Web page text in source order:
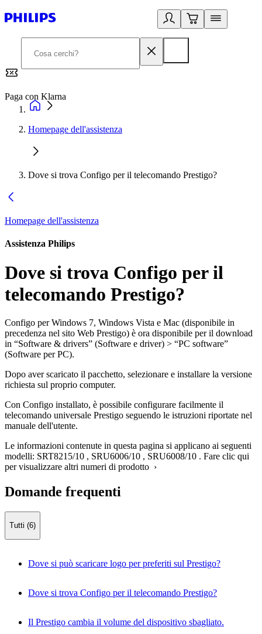
Paga con Klarna
Homepage dell'assistenza
Dove si trova Configo per il telecomando Prestigo?
Homepage dell'assistenza
Assistenza Philips
Dove si trova Configo per il
telecomando Prestigo?
Configo per Windows 7, Windows Vista e Mac (disponibile in
precedenza nel sito Web Prestigo) è ora disponibile per il download
in “Software & drivers” (Software e driver) > “PC software”
(Software per PC).
Dopo aver scaricato il pacchetto, selezionare e installare la versione
richiesta sul proprio computer.
Con Configo installato, è possibile configurare facilmente il
telecomando universale Prestigo seguendo le istruzioni riportate nel
manuale dell'utente.
Le informazioni contenute in questa pagina si applicano ai seguenti
modelli: SRT8215/10 , SRU6006/10 , SRU6008/10 . Fare clic qui
per visualizzare altri numeri di prodotto ›
Domande frequenti
Tutti (6)
Dove si può scaricare logo per preferiti sul Prestigo?
Dove si trova Configo per il telecomando Prestigo?
Il Prestigo cambia il volume del dispositivo sbagliato.